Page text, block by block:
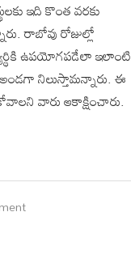
ఇది కొంత వరకు
రాబోవు రోజుల్లో
ఉపయోగపడేలా ఇలాంటి
అండగా నిలుస్తామన్నారు. ఈ
వారు ఆకాక్షించారు.